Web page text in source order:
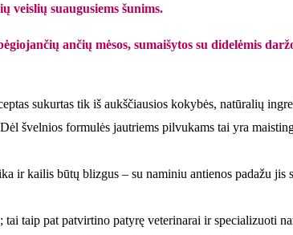
suaugusiems šunims.
ančių mėsos, sumaišytos su didelėmis
sukurtas tik iš aukščiausios kokybės, natūralių
švelnios formulės jautriems pilvukams tai yra
ir kailis būtų blizgus – su naminiu antienos padažu jis
taip pat patvirtino patyrę veterinarai ir specializuoti